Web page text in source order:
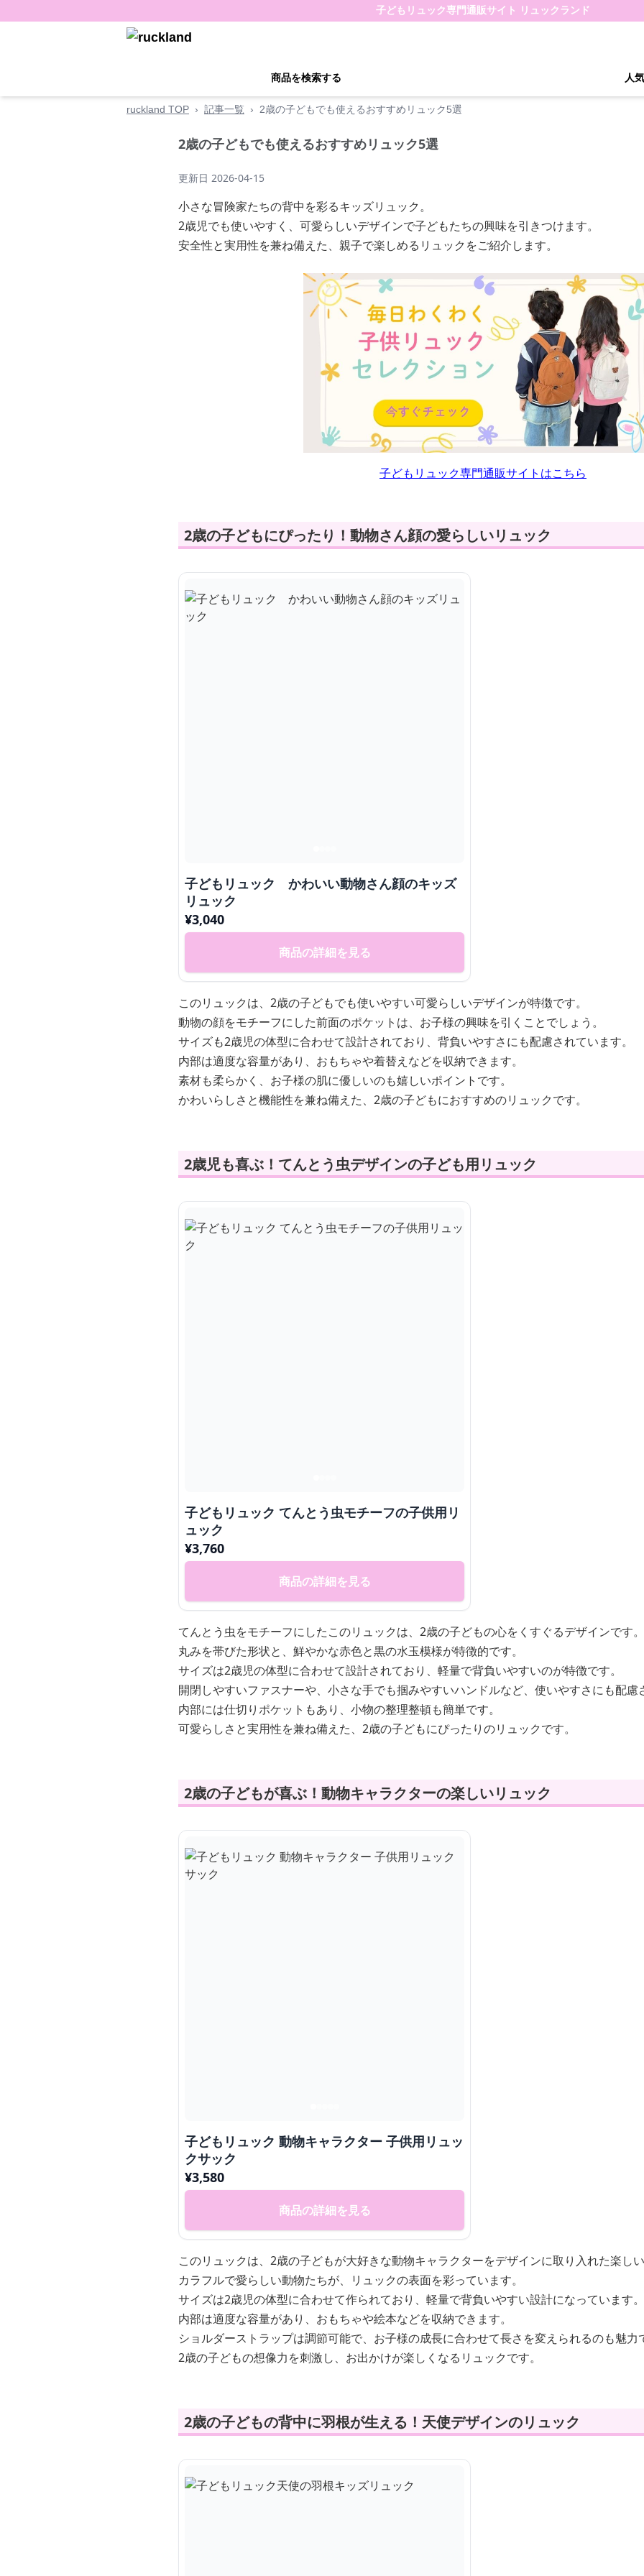
子どもリュック専門通販サイト リュックランド
商品を検索する 人
ruckland TOP › 記事一覧 › 2歳の子どもでも使えるおすすめリュック5選
2歳の子どもでも使えるおすすめリュック5選
更新日 2026-04-15
小さな冒険家たちの背中を彩るキッズリュック。
2歳児でも使いやすく、可愛らしいデザインで子どもたちの興味を引きつけます。
安全性と実用性を兼ね備えた、親子で楽しめるリュックをご紹介します。
子どもリュック専門通販サイトはこちら
2歳の子どもにぴったり！動物さん顔の愛らしいリュック
子どもリュック かわいい動物さん顔のキッズ
リュック
¥3,040
商品の詳細を見る
このリュックは、2歳の子どもでも使いやすい可愛らしいデザインが特徴です。
動物の顔をモチーフにした前面のポケットは、お子様の興味を引くことでしょう。
サイズも2歳児の体型に合わせて設計されており、背負いやすさにも配慮されています。
内部は適度な容量があり、おもちゃや着替えなどを収納できます。
素材も柔らかく、お子様の肌に優しいのも嬉しいポイントです。
かわいらしさと機能性を兼ね備えた、2歳の子どもにおすすめのリュックです。
2歳児も喜ぶ！てんとう虫デザインの子ども用リュック
子どもリュック てんとう虫モチーフの子供用リ
ュック
¥3,760
商品の詳細を見る
てんとう虫をモチーフにしたこのリュックは、2歳の子どもの心をくすぐるデザインです。
丸みを帯びた形状と、鮮やかな赤色と黒の水玉模様が特徴的です。
サイズは2歳児の体型に合わせて設計されており、軽量で背負いやすいのが特徴です。
開閉しやすいファスナーや、小さな手でも掴みやすいハンドルなど、使いやすさにも配慮
内部には仕切りポケットもあり、小物の整理整頓も簡単です。
可愛らしさと実用性を兼ね備えた、2歳の子どもにぴったりのリュックです。
2歳の子どもが喜ぶ！動物キャラクターの楽しいリュック
子どもリュック 動物キャラクター 子供用リュッ
クサック
¥3,580
商品の詳細を見る
このリュックは、2歳の子どもが大好きな動物キャラクターをデザインに取り入れた楽しい
カラフルで愛らしい動物たちが、リュックの表面を彩っています。
サイズは2歳児の体型に合わせて作られており、軽量で背負いやすい設計になっています。
内部は適度な容量があり、おもちゃや絵本などを収納できます。
ショルダーストラップは調節可能で、お子様の成長に合わせて長さを変えられるのも魅力
2歳の子どもの想像力を刺激し、お出かけが楽しくなるリュックです。
2歳の子どもの背中に羽根が生える！天使デザインのリュック